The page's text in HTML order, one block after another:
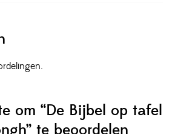
om “De Bijbel op tafel
te beoordelen